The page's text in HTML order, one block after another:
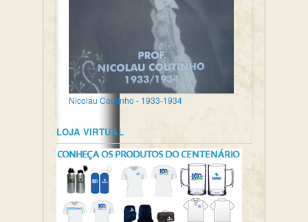
Nicolau Coutinho - 1933-1934
LOJA VIRTUAL